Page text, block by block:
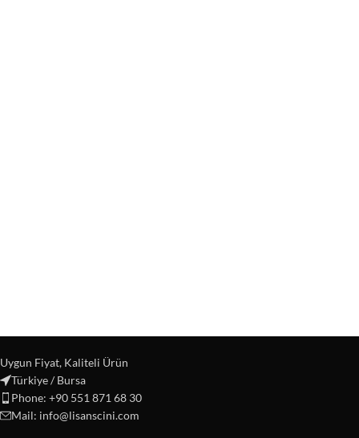
Uygun Fiyat, Kaliteli Ürün
Türkiye / Bursa
Phone: +90 551 871 68 30
Mail: info@lisanscini.com